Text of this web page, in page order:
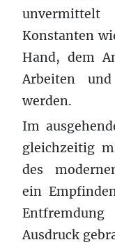
Konstanten
Hand, dem
Arbeiten
werden.
Im
gleichzeitig
des
ein
Ausdruck